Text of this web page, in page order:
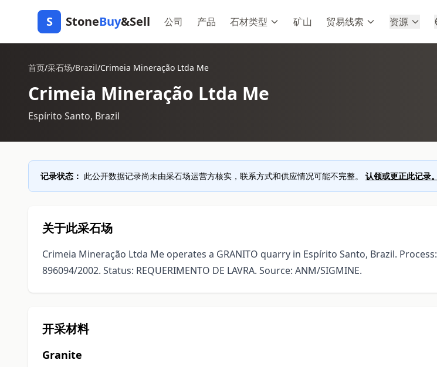
S StoneBuy&Sell 公司 产品 石材类型 矿山 贸易线索 资源
首页/采石场/Brazil/Crimeia Mineração Ltda Me
Crimeia Mineração Ltda Me
Espírito Santo, Brazil
记录状态： 此公开数据记录尚未由采石场运营方核实，联系方式和供应情况可能不完整。 认领或更正此记录。
关于此采石场
Crimeia Mineração Ltda Me operates a GRANITO quarry in Espírito Santo, Brazil. Process:
896094/2002. Status: REQUERIMENTO DE LAVRA. Source: ANM/SIGMINE.
开采材料
Granite